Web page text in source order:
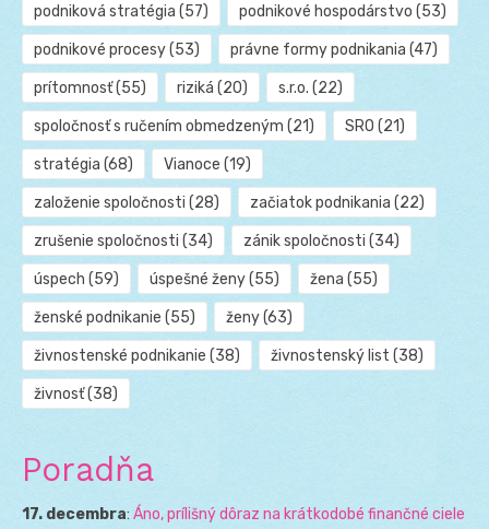
podniková stratégia (57) podnikové hospodárstvo (53)
podnikové procesy(53) právne formy podnikania (47)
prítomnosť(55) riziká (20) s.r.o. (22)
spoločnosť s ručením obmedzeným (21) SRO (21)
stratégia (68) Vianoce (19)
založenie spoločnosti (28) začiatok podnikania (22)
zrušenie spoločnosti (34) zánik spoločnosti (34)
úspech (59) úspešné ženy(55) žena (55)
ženské podnikanie (55) ženy(63)
živnostenské podnikanie (38) živnostenský list (38)
živnosť(38)
Poradňa
17. decembra: Áno, prílišný dôraz na krátkodobé finančné ciele